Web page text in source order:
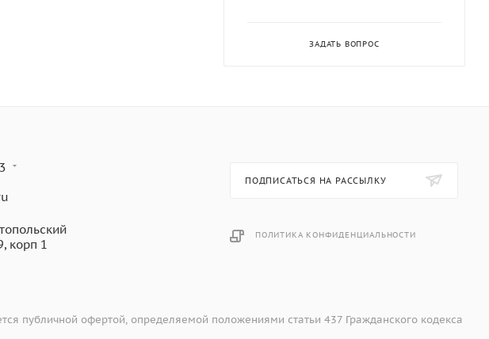
ЗАДАТЬ ВОПРОС
корп 1
ПОДПИСАТЬСЯ НА РАССЫЛКУ
ПОЛИТИКА КОНФИДЕНЦИАЛЬНОСТИ
публичной офертой, определяемой положениями статьи 437 Гражданского кодекса